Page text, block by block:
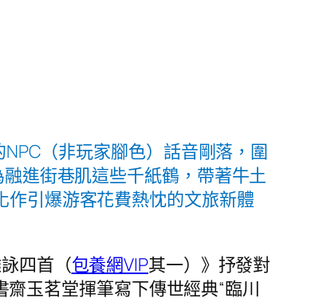
NPC（非玩家腳色）話音剛落，圍
進街巷肌這些千紙鶴，帶著牛土
引爆游客花費熱忱的文旅新體
四首（包養網VIP其一）》抒發對
玉茗堂揮筆寫下傳世經典“臨川